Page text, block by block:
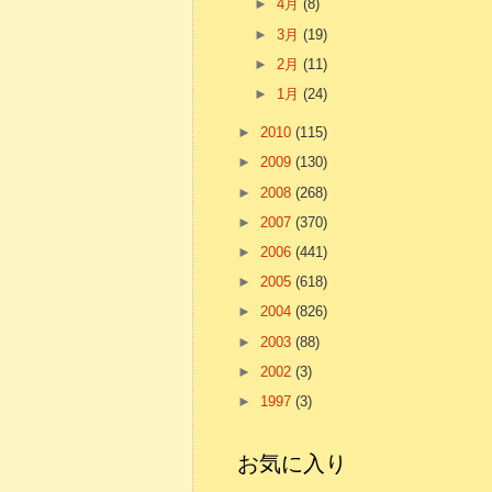
►4月(8)
►3月(19)
► 2月(11)
► 1月(24)
► 2010 (115)
► 2009 (130)
► 2008 (268)
► 2007 (370)
► 2006 (441)
► 2005 (618)
► 2004 (826)
► 2003 (88)
► 2002 (3)
► 1997 (3)
お気に入り